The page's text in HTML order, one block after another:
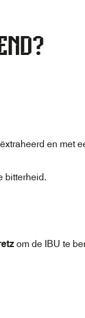
en met
bitterheid.
om de IBU te